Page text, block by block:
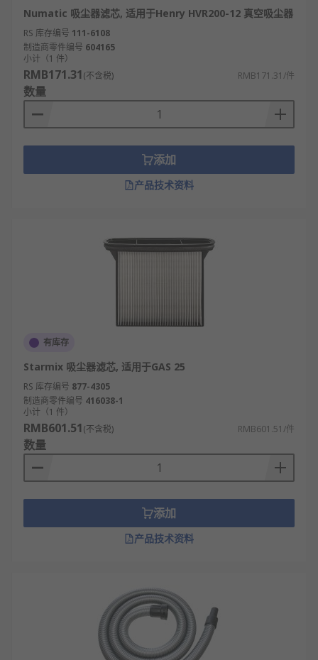
Numatic 吸尘器滤芯, 适用于Henry HVR200-12 真空吸尘器
RS 库存编号 111-6108
制造商零件编号 604165
小计（1 件）
RMB171.31(不含税) RMB171.31/件
数量
添加
产品技术资料
有库存
Starmix 吸尘器滤芯, 适用于GAS 25
RS 库存编号 877-4305
制造商零件编号 416038-1
小计（1 件）
RMB601.51(不含税) RMB601.51/件
数量
添加
产品技术资料